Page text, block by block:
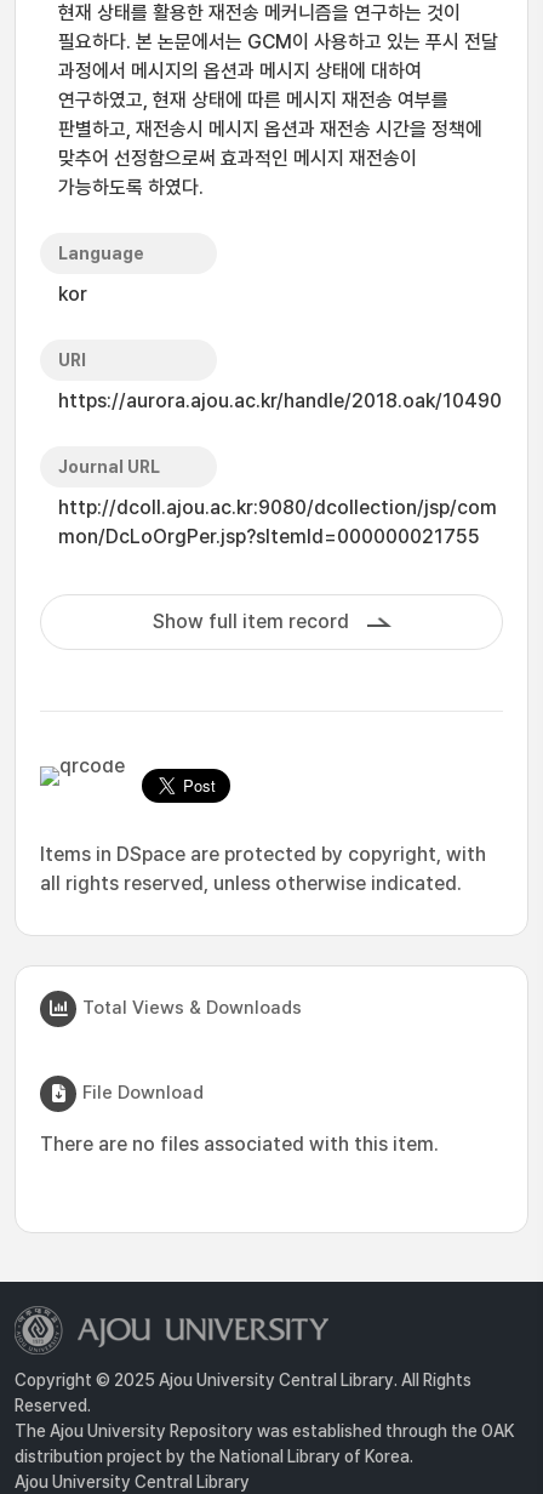
현재 상태를 활용한 재전송 메커니즘을 연구하는 것이
필요하다. 본 논문에서는 GCM이 사용하고 있는 푸시 전달
과정에서 메시지의 옵션과 메시지 상태에 대하여
연구하였고, 현재 상태에 따른 메시지 재전송 여부를
판별하고, 재전송시 메시지 옵션과 재전송 시간을 정책에
맞추어 선정함으로써 효과적인 메시지 재전송이
가능하도록 하였다.
Language
kor
URI
https://aurora.ajou.ac.kr/handle/2018.oak/10490
Journal URL
http://dcoll.ajou.ac.kr:9080/dcollection/jsp/com
mon/DcLoOrgPer.jsp?sItemId=000000021755
Show full item record
Items in DSpace are protected by copyright, with
all rights reserved, unless otherwise indicated.
Total Views & Downloads
File Download
There are no files associated with this item.
Copyright © 2025 Ajou University Central Library. All Rights
Reserved.
The Ajou University Repository was established through the OAK
distribution project by the National Library of Korea.
Ajou University Central Library